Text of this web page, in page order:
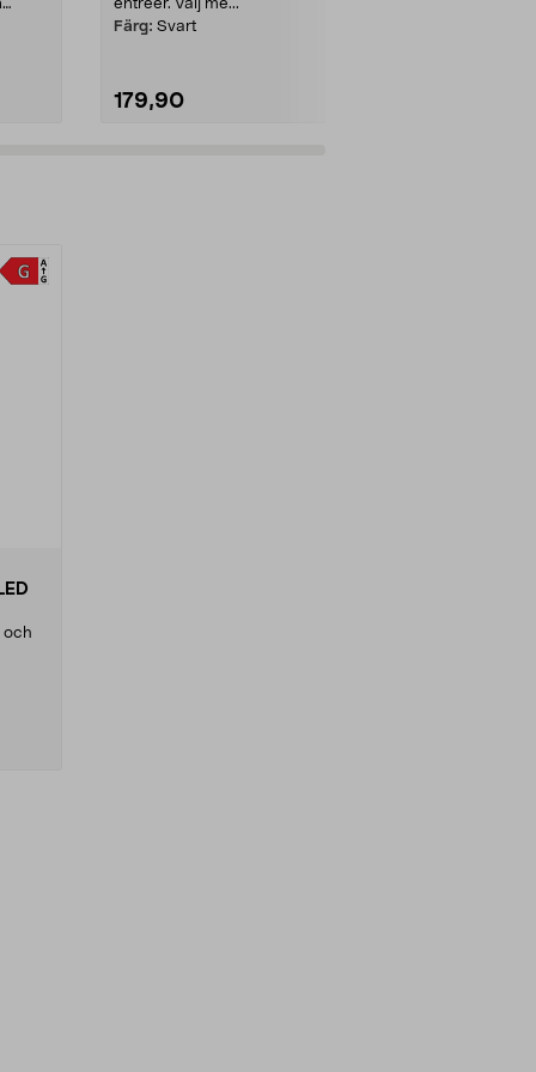
entréer. Välj me...
Färg: Svart
179,90
och